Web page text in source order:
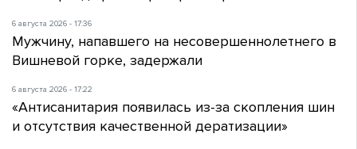
6 августа 2026 - 17:36
Мужчину, напавшего на несовершеннолетнего в
Вишневой горке, задержали
6 августа 2026 - 17:22
«Антисанитария появилась из-за скопления шин
и отсутствия качественной дератизации»